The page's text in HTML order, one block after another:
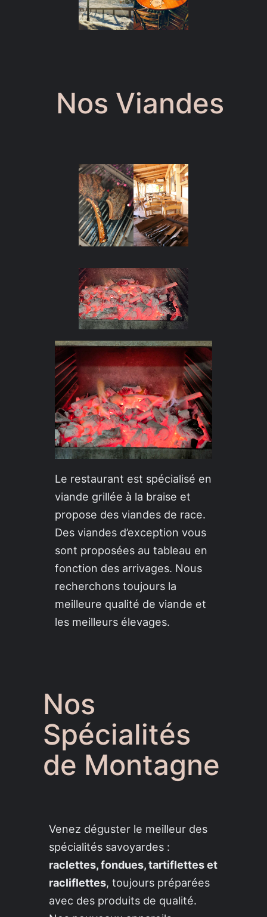
Nos Viandes
Le restaurant est spécialisé en
viande grillée à la braise et
propose des viandes de race.
Des viandes d’exception vous
sont proposées au tableau en
fonction des arrivages. Nous
recherchons toujours la
meilleure qualité de viande et
les meilleurs élevages.
Nos
Spécialités
de Montagne
Venez déguster le meilleur des
spécialités savoyardes :
raclettes, fondues, tartiflettes et
racliflettes, toujours préparées
avec des produits de qualité.